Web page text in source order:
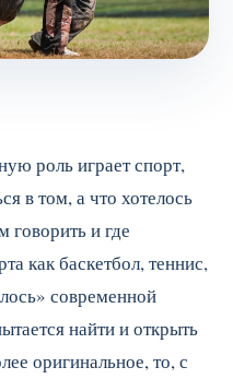
роль играет спорт,
в том, а что хотелось
говорить и где
как баскетбол, теннис,
современной
найти и открыть
оригинальное, то, с